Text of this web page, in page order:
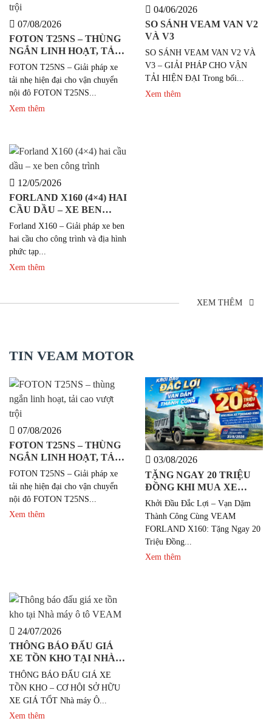
07/08/2026
FOTON T25NS – THÙNG
NGẮN LINH HOẠT, TẢI
CAO VƯỢT TRỘI
FOTON T25NS – Giải pháp xe
tải nhẹ hiện đại cho vận chuyển
nội đô FOTON T25NS...
Xem thêm
04/06/2026
SO SÁNH VEAM VAN V2
VÀ V3
SO SÁNH VEAM VAN V2 VÀ
V3 – GIẢI PHÁP CHO VẬN
TẢI HIỆN ĐẠI Trong bối...
Xem thêm
12/05/2026
FORLAND X160 (4×4) HAI
CẦU DẦU – XE BEN
CÔNG TRÌNH
Forland X160 – Giải pháp xe ben
hai cầu cho công trình và địa hình
phức tạp...
Xem thêm
XEM THÊM
TIN VEAM MOTOR
07/08/2026
FOTON T25NS – THÙNG
NGẮN LINH HOẠT, TẢI
CAO VƯỢT TRỘI
FOTON T25NS – Giải pháp xe
tải nhẹ hiện đại cho vận chuyển
nội đô FOTON T25NS...
Xem thêm
03/08/2026
TẶNG NGAY 20 TRIỆU
ĐỒNG KHI MUA XE
FORLAND X160
Khởi Đầu Đắc Lợi – Vạn Dặm
Thành Công Cùng VEAM
FORLAND X160: Tặng Ngay 20
Triệu Đồng...
Xem thêm
24/07/2026
THÔNG BÁO ĐẤU GIÁ
XE TỒN KHO TẠI NHÀ
MÁY Ô TÔ VEAM
THÔNG BÁO ĐẤU GIÁ XE
TỒN KHO – CƠ HỘI SỞ HỮU
XE GIÁ TỐT Nhà máy Ô...
Xem thêm